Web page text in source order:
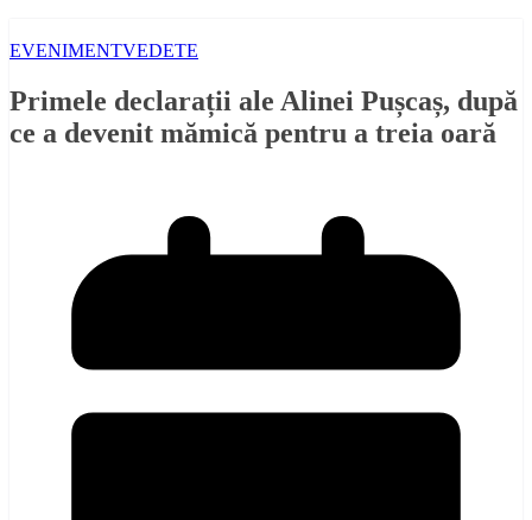
EVENIMENTVEDETE
Primele declarații ale Alinei Pușcaș, după
ce a devenit mămică pentru a treia oară